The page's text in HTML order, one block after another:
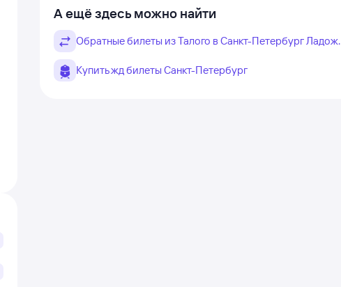
А ещё здесь можно найти
Обратные билеты из Талого в Санкт-Петербург Ладож.
Купить жд билеты Санкт-Петербург